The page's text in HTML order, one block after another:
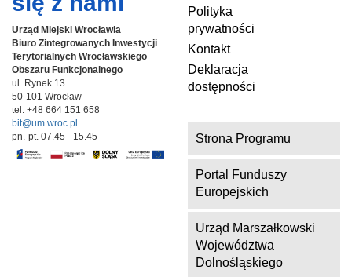
Urząd Miejski Wrocławia
Biuro Zintegrowanych Inwestycji
Terytorialnych Wrocławskiego
Obszaru Funkcjonalnego
ul. Rynek 13
50-101 Wrocław
tel. +48 664 151 658
bit@um.wroc.pl
pn.-pt. 07.45 - 15.45
Polityka
prywatności
Kontakt
Deklaracja
dostępności
Strona Programu
Portal Funduszy
Europejskich
Urząd Marszałkowski
Województwa
Dolnośląskiego